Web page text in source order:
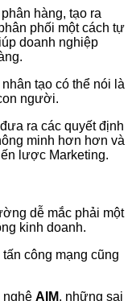
hàng, tạo ra
phối một cách tự
doanh nghiệp
tạo có thể nói là
người.
ra các quyết định
minh hơn hơn và
lược Marketing.
dễ mắc phải một
kinh doanh.
công mạng cũng
nghệ AIM, những sai